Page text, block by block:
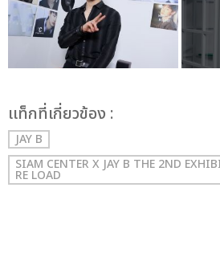
เเท็กที่เกี่ยวข้อง :
JAY B
SIAM CENTER X JAY B THE 2ND
RE LOAD